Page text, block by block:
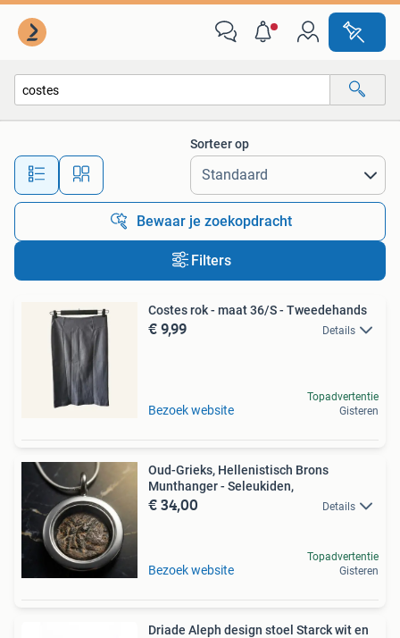
Alle afstanden…
Sorteer op
Bewaar je zoekopdracht
Filters
Costes rok - maat 36/S - Tweedehands
€ 9,99 Details
Bezoek website
Topadvertentie
Gisteren
Oud-Grieks, Hellenistisch Brons
Munthanger - Seleukiden,
€ 34,00 Details
Bezoek website
Topadvertentie
Gisteren
Driade Aleph design stoel Starck wit en